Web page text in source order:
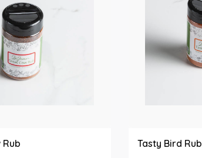
Rub Tasty Bird Rub